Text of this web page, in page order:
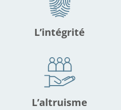
L’intégrité
L’altruisme